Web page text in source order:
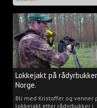
Lokkejakt på
Norge.
Bli med Kristoffer og venner
lokkejakt etter rådyrbukker i